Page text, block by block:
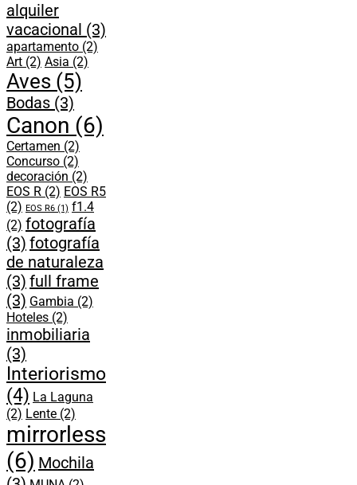
alquiler
vacacional (3)
apartamento (2)
Art (2) Asia (2)
Aves (5)
Bodas (3)
Canon (6)
Certamen (2)
Concurso (2)
decoración (2)
EOS R (2) EOS R5
(2) EOS R6 (1) f1.4
(2) fotografía
(3) fotografía
de naturaleza
(3) full frame
(3) Gambia (2)
Hoteles (2)
inmobiliaria
(3)
Interiorismo
(4) La Laguna
(2) Lente (2)
mirrorless
(6) Mochila